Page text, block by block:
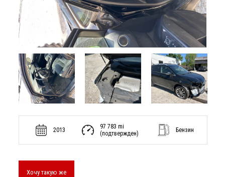
2013
97 783 mi
(подтвержден)
Бензин
Хочу такую же